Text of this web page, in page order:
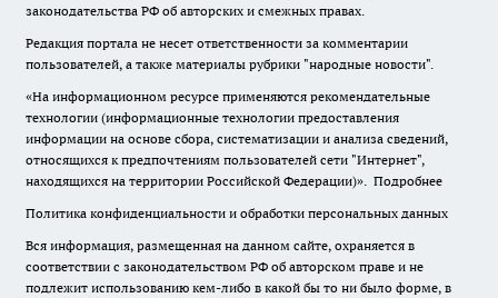
законодательства РФ об авторских и смежных правах.
Редакция портала не несет ответственности за комментарии
пользователей, а также материалы рубрики "народные новости".
«На информационном ресурсе применяются рекомендательные
технологии (информационные технологии предоставления
информации на основе сбора, систематизации и анализа сведений,
относящихся к предпочтениям пользователей сети "Интернет",
находящихся на территории Российской Федерации)». Подробнее
Политика конфиденциальности и обработки персональных данных
Вся информация, размещенная на данном сайте, охраняется в
соответствии с законодательством РФ об авторском праве и не
подлежит использованию кем-либо в какой бы то ни было форме, в